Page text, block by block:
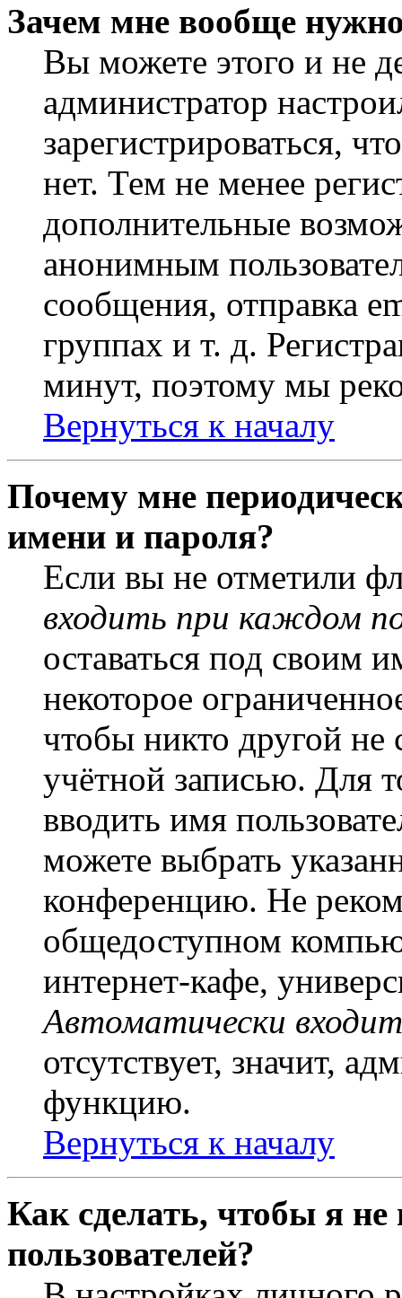
Зачем мне вообще
Вы можете этого и не
администратор
зарегистрироваться,
нет. Тем не менее
дополнительные
анонимным
сообщения, отправка
группах и т. д.
минут, поэтому мы
Вернуться к началу
Почему мне
имени и пароля?
Если вы не отметили
входить при каждом
оставаться под своим
некоторое
чтобы никто другой не
учётной записью. Для
вводить имя
можете выбрать
конференцию. Не
общедоступном
интернет-кафе,
Автоматически
отсутствует, значит,
функцию.
Вернуться к началу
Как сделать, чтобы я
пользователей?